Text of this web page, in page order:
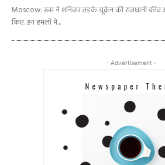
Moscow: रूस ने शनिवार तड़के यूक्रेन की राजधानी
किए. इन हमलों में...
- Advertisement -